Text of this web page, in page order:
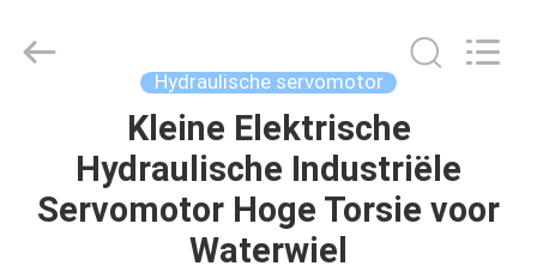
PRODUCTEN
EQUIPMENT
CO.,LTD.
Hydraulische servomotor
Kleine Elektrische
Hydraulische Industriële
Servomotor Hoge Torsie voor
Waterwiel